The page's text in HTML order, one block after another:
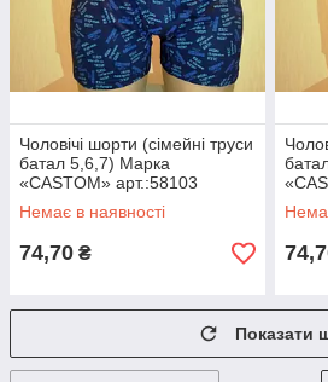
Чоловічі шорти (сімейні труси
батал 5,6,7) Марка
«CASTOM» арт.:58103
Немає в наявності
74,70 ₴
Показати